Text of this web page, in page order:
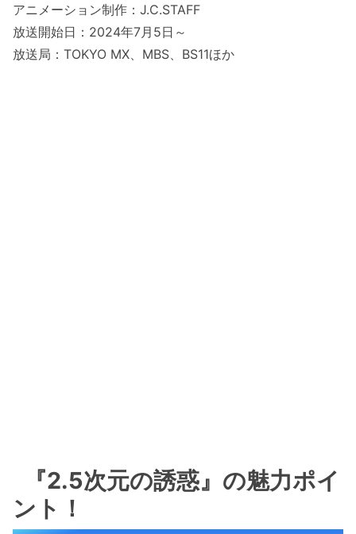
アニメーション制作：J.C.STAFF
放送開始日：2024年7月5日～
放送局：TOKYO MX、MBS、BS11ほか
『2.5次元の誘惑』の魅力ポイ
ント！